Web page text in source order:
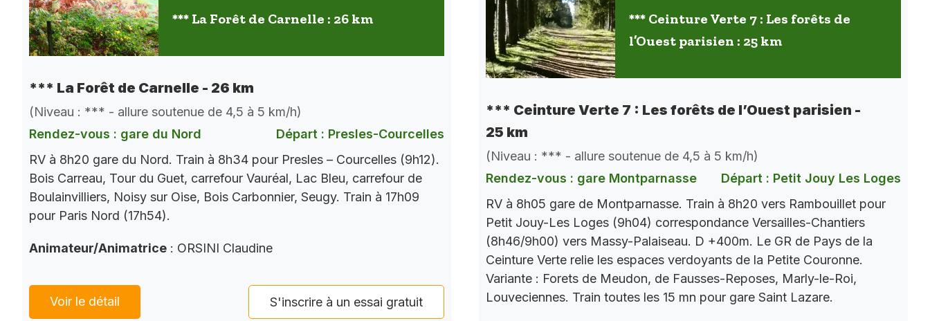
*** La Forêt de Carnelle : 26 km
*** La Forêt de Carnelle - 26 km
(Niveau : *** - allure soutenue de 4,5 à 5 km/h)
Rendez-vous : gare du Nord
Départ : Presles-Courcelles
RV à 8h20 gare du Nord. Train à 8h34 pour Presles – Courcelles (9h12).
Bois Carreau, Tour du Guet, carrefour Vauréal, Lac Bleu, carrefour de
Boulainvilliers, Noisy sur Oise, Bois Carbonnier, Seugy. Train à 17h09
pour Paris Nord (17h54).
Animateur/Animatrice : ORSINI Claudine
Voir le détail S'inscrire à un essai gratuit
*** Ceinture Verte 7 : Les forêts de
l’Ouest parisien : 25 km
*** Ceinture Verte 7 : Les forêts de l’Ouest parisien -
25 km
(Niveau : *** - allure soutenue de 4,5 à 5 km/h)
Rendez-vous : gare Montparnasse
Départ : Petit Jouy Les Loges
RV à 8h05 gare de Montparnasse. Train à 8h20 vers Rambouillet pour
Petit Jouy-Les Loges (9h04) correspondance Versailles-Chantiers
(8h46/9h00) vers Massy-Palaiseau. D +400m. Le GR de Pays de la
Ceinture Verte relie les espaces verdoyants de la Petite Couronne.
Variante : Forets de Meudon, de Fausses-Reposes, Marly-le-Roi,
Louveciennes. Train toutes les 15 mn pour gare Saint Lazare.